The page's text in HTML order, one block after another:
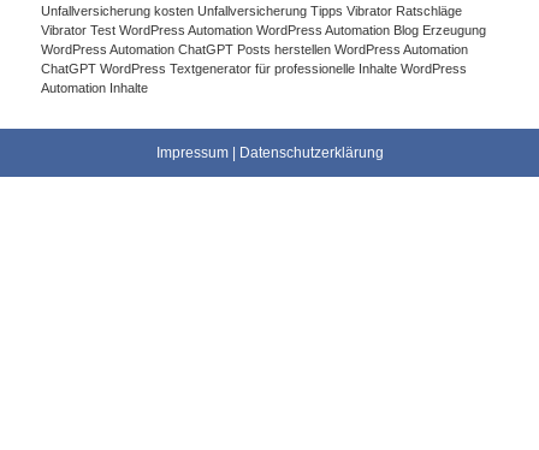
Unfallversicherung kosten Unfallversicherung Tipps Vibrator Ratschläge
Vibrator Test WordPress Automation WordPress Automation Blog Erzeugung
WordPress Automation ChatGPT Posts herstellen WordPress Automation
ChatGPT WordPress Textgenerator für professionelle Inhalte WordPress
Automation Inhalte
Impressum| Datenschutzerklärung